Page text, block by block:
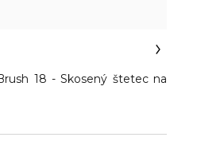
18 - Skosený štetec na